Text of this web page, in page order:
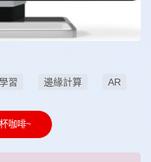
習 邊緣計算 AR
咖啡~